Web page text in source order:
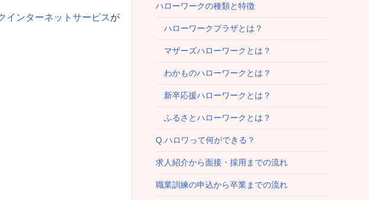
インターネットサービスが
ハローワークの種類と特徴
ハローワークプラザとは？
マザーズハローワークとは？
わかものハローワークとは？
新卒応援ハローワークとは？
ふるさとハローワークとは？
Q.ハロワって何ができる？
求人紹介から面接・採用までの流れ
職業訓練の申込から卒業までの流れ